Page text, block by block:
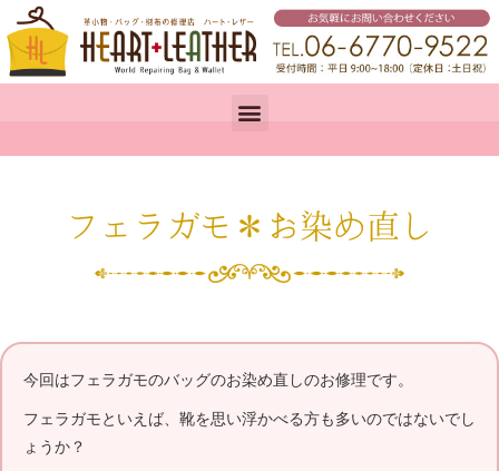
フェラガモ＊お染め直し
今回はフェラガモのバッグのお染め直しのお修理です。
フェラガモといえば、靴を思い浮かべる方も多いのではないでし
ょうか？